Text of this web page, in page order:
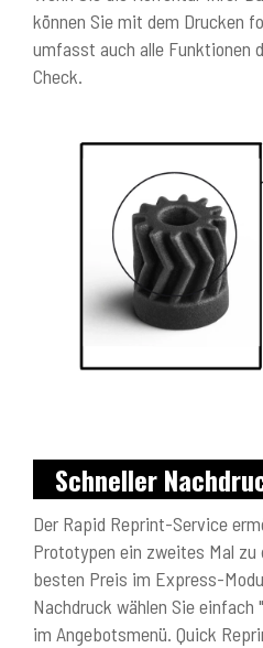
können Sie mit dem Drucken
umfasst auch alle Funktionen
Check.
Schneller
Der Rapid Reprint-Service
Prototypen ein zweites Mal zu
besten Preis im Express-
Nachdruck wählen Sie einfach
im Angebotsmenü. Quick